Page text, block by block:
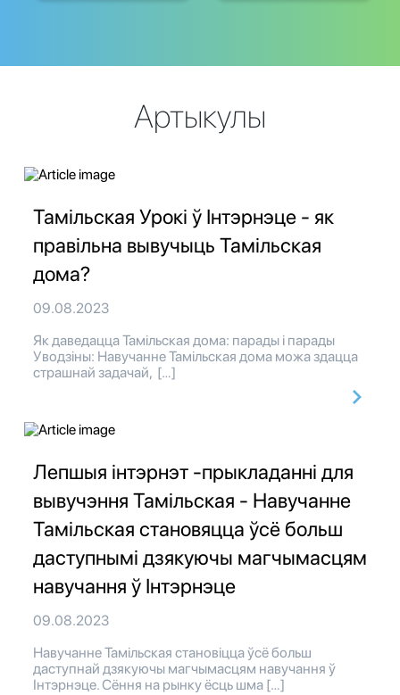
Артыкулы
Тамільская Урокі ў Інтэрнэце - як
правільна вывучыць Тамільская
дома?
09.08.2023
Як даведацца Тамільская дома: парады і парады
Уводзіны: Навучанне Тамільская дома можа здацца
страшнай задачай, […]
Лепшыя інтэрнэт -прыкладанні для
вывучэння Тамільская - Навучанне
Тамільская становяцца ўсё больш
даступнымі дзякуючы магчымасцям
навучання ў Інтэрнэце
09.08.2023
Навучанне Тамільская становіцца ўсё больш
даступнай дзякуючы магчымасцям навучання ў
Інтэрнэце. Сёння на рынку ёсць шма […]